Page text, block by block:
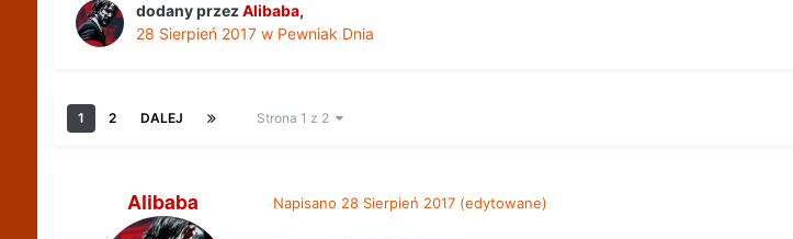
dodany przezAlibaba,
28 Sierpień 2017w Pewniak Dnia
1 2 DALEJ Strona 1 z 2
Alibaba Napisano 28 Sierpień 2017 (edytowane)